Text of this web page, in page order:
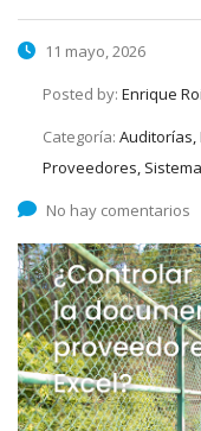
11 mayo, 2026
Posted by: Enrique
Categoría: Auditorías,
Proveedores,
No hay comentarios